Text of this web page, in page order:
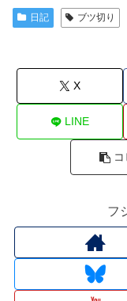
日記 ブツ切り
X
LINE
フ